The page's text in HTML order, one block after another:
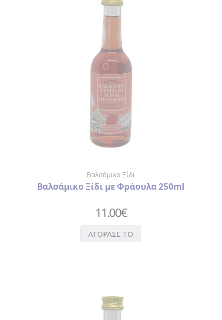
Βαλσάμικο Ξίδι
Βαλσάμικο Ξίδι με Φράουλα 250ml
11.00€
ΑΓΟΡΑΣΕ ΤΟ